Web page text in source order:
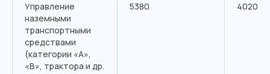
Управление
наземными
транспортными
средствами
(категории «А»,
«В», трактора и др.
5380 4020